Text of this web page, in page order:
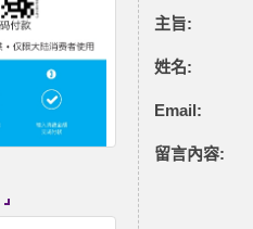
主旨:
姓名:
Email:
留言內容: